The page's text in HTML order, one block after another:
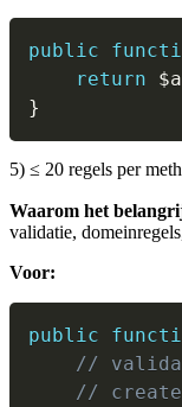
public
return
$a
}
5) ≤ 20 regels per
Waarom het
validatie,
Voor:
public
//
//